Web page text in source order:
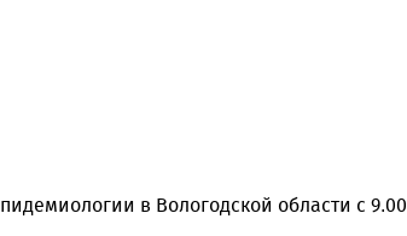
в Вологодской области с 9.00